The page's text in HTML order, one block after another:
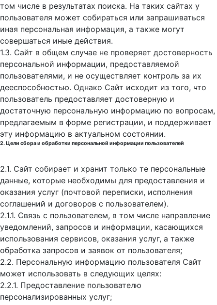
том числе в результатах поиска. На таких сайтах у
пользователя может собираться или запрашиваться
иная персональная информация, а также могут
совершаться иные действия.
1.3. Сайт в общем случае не проверяет достоверность
персональной информации, предоставляемой
пользователями, и не осуществляет контроль за их
дееспособностью. Однако Сайт исходит из того, что
пользователь предоставляет достоверную и
достаточную персональную информацию по вопросам,
предлагаемым в форме регистрации, и поддерживает
эту информацию в актуальном состоянии.
2. Цели сбора и обработки персональной информации пользователей
2.1. Сайт собирает и хранит только те персональные
данные, которые необходимы для предоставления и
оказания услуг (почтовой переписки, исполнения
соглашений и договоров с пользователем).
2.1.1. Связь с пользователем, в том числе направление
уведомлений, запросов и информации, касающихся
использования сервисов, оказания услуг, а также
обработка запросов и заявок от пользователя;
2.2. Персональную информацию пользователя Сайт
может использовать в следующих целях:
2.2.1. Предоставление пользователю
персонализированных услуг;